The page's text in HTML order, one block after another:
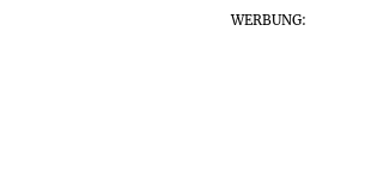
WERBUNG: